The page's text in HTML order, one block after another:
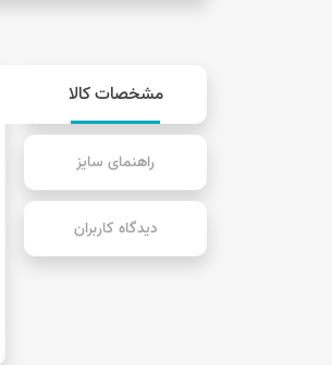
مشخصات کالا
راهنمای سایز
دیدگاه کاربران